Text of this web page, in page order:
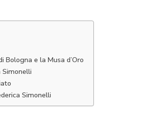
Bologna e la Musa d’Oro
Simonelli
Simonelli